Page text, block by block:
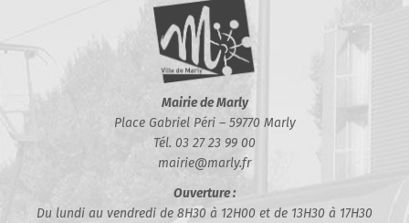
Mairie de Marly
Place Gabriel Péri – 59770 Marly
Tél. 03 27 23 99 00
mairie@marly.fr
Ouverture :
Du lundi au vendredi de 8H30 à 12H00 et de 13H30 à 17H30